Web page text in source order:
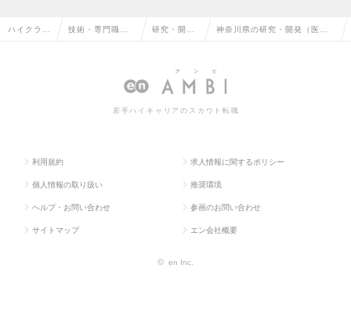
ハイクラス 技術・専門職系 研究・開発 神奈川県の研究・開発（医薬
若手ハイキャリアのスカウト転職
利用規約 求人情報に関するポリシー
個人情報の取り扱い 推奨環境
ヘルプ・お問い合わせ 参画のお問い合わせ
サイトマップ エン会社概要
© en Inc.